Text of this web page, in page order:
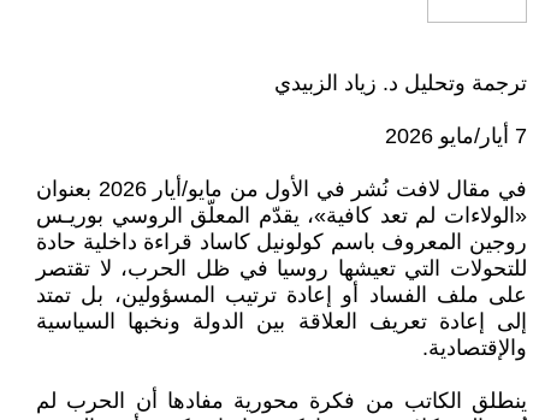
ترجمة وتحليل د. زياد الزبيدي
7 أيار/مايو 2026
في مقال لافت نُشر في الأول من مايو/أيار 2026 بعنوان
«الولاءات لم تعد كافية»، يقدّم المعلّق الروسي بوريـس
روجين المعروف باسم كولونيل كاساد قراءة داخلية حادة
للتحولات التي تعيشها روسيا في ظل الحرب، لا تقتصر
على ملف الفساد أو إعادة ترتيب المسؤولين، بل تمتد
إلى إعادة تعريف العلاقة بين الدولة ونخبها السياسية
والإقتصادية.
ينطلق الكاتب من فكرة محورية مفادها أن الحرب لم